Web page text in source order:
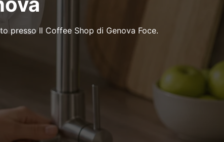
presso Il Coffee Shop di Genova Foce.